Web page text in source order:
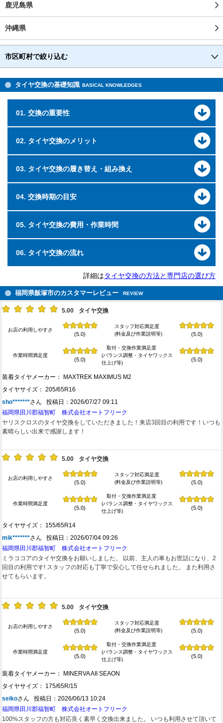
鹿児島県
沖縄県
市区町村で絞り込む
タイヤ交換の基礎知識 BASICAL KNOWLEDGES
01. 交換の重要性
02. タイヤ交換のメリット
03. タイヤ交換の履き替え・組み換え
04. 交換時期の目安
05. タイヤ交換の費用・作業時間
06. タイヤ交換の流れ
詳細はタイヤ交換の方法と専門店の選び方
福岡県飯塚市のカスタマーレビュー REVIEW
5.00 タイヤ交換
お店の利用しやすさ
(5.0)
スタッフ対応満足度
(料金及び作業説明等)
(5.0)
作業時間満足度
(5.0)
取付・交換作業満足度
(バランス調整・タイヤワックス
仕上げ等)
(5.0)
装着タイヤメーカー： MAXTREK MAXIMUS M2
タイヤサイズ： 205/65R16
sho*******さん 投稿日：2026/07/27 09:11
福岡県田川郡福智町 株式会社オートフリーク
ヤリスクロスのタイヤ交換をしていただきました！来店3回目の利用です！いつも
素晴らしい出来で感謝します！
5.00 タイヤ交換
お店の利用しやすさ
(5.0)
スタッフ対応満足度
(料金及び作業説明等)
(5.0)
作業時間満足度
(5.0)
取付・交換作業満足度
(バランス調整・タイヤワックス
仕上げ等)
(5.0)
タイヤサイズ： 155/65R14
mik*******さん 投稿日：2026/07/04 09:26
福岡県田川郡福智町 株式会社オートフリーク
ミラココアのタイヤ交換をお願いしました。 以前、主人の車もお世話になり、2
回目の利用です! スタッフの対応も丁寧で安心して任せられました。 また利用さ
せてもらいます。
5.00 タイヤ交換
お店の利用しやすさ
(5.0)
スタッフ対応満足度
(料金及び作業説明等)
(5.0)
作業時間満足度
(5.0)
取付・交換作業満足度
(バランス調整・タイヤワックス
仕上げ等)
(5.0)
装着タイヤメーカー： MINERVA AII SEAON
タイヤサイズ： 175/65R/15
seikoさん 投稿日：2026/06/13 10:24
福岡県田川郡福智町 株式会社オートフリーク
100%スタッフの方も対応良く素早く交換出来ました。 いつも利用させて頂いて